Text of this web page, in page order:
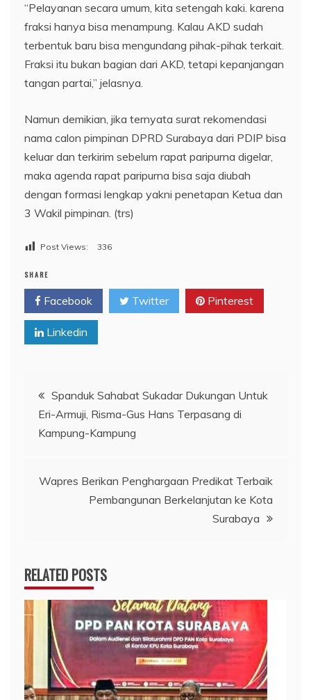
“Pelayanan secara umum, kita setengah kaki. karena
fraksi hanya bisa menampung. Kalau AKD sudah
terbentuk baru bisa mengundang pihak-pihak terkait.
Fraksi itu bukan bagian dari AKD, tetapi kepanjangan
tangan partai,” jelasnya.
Namun demikian, jika ternyata surat rekomendasi
nama calon pimpinan DPRD Surabaya dari PDIP bisa
keluar dan terkirim sebelum rapat paripurna digelar,
maka agenda rapat paripurna bisa saja diubah
dengan formasi lengkap yakni penetapan Ketua dan
3 Wakil pimpinan. (trs)
Post Views: 336
SHARE
Facebook Twitter Pinterest
Linkedin
Navigasi
pos
Spanduk Sahabat Sukadar Dukungan Untuk
Eri-Armuji, Risma-Gus Hans Terpasang di
Kampung-Kampung
Wapres Berikan Penghargaan Predikat Terbaik
Pembangunan Berkelanjutan ke Kota
Surabaya
RELATED POSTS